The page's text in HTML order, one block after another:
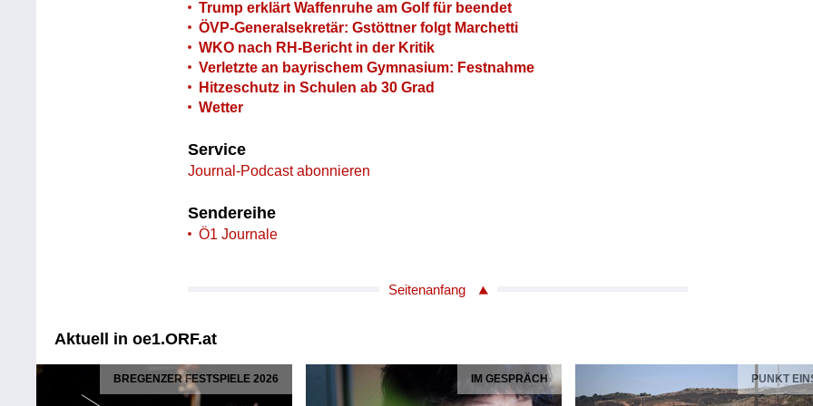
Trump erklärt Waffenruhe am Golf für beendet
ÖVP-Generalsekretär: Gstöttner folgt Marchetti
WKO nach RH-Bericht in der Kritik
Verletzte an bayrischem Gymnasium: Festnahme
Hitzeschutz in Schulen ab 30 Grad
Wetter
Service
Journal-Podcast abonnieren
Sendereihe
Ö1 Journale
Seitenanfang
Aktuell in oe1.ORF.at
BREGENZER FESTSPIELE 2026 IM GESPRÄCH PUNKT